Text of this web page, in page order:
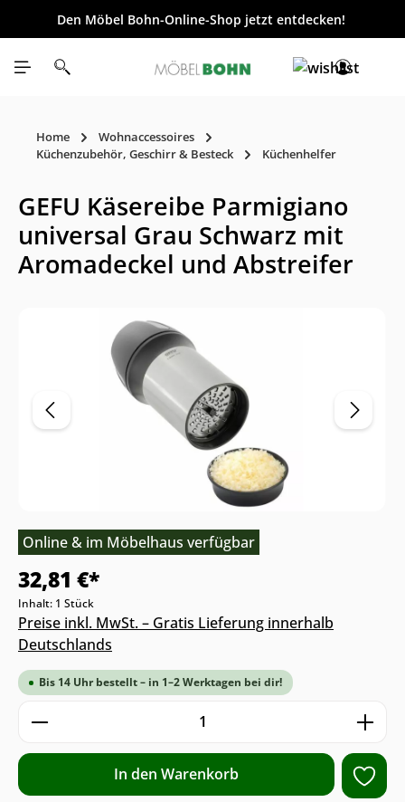
springen
Den Möbel Bohn-Online-Shop jetzt entdecken!
Home
Wohnaccessoires
Küchenzubehör, Geschirr & Besteck
Küchenhelfer
GEFU Käsereibe Parmigiano
universal Grau Schwarz mit
Aromadeckel und Abstreifer
Online & im Möbelhaus verfügbar
32,81 €*
Inhalt: 1 Stück
Preise inkl. MwSt. – Gratis Lieferung innerhalb
Deutschlands
Bis 14 Uhr bestellt – in 1–2 Werktagen bei dir!
Produkt Anzahl: Gib den
In den Warenkorb